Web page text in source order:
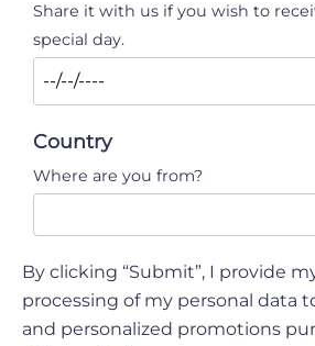
Share it with us if you wish to
special day.
Country
Where are you from?
By clicking “Submit”, I provide
processing of my personal data
and personalized promotions